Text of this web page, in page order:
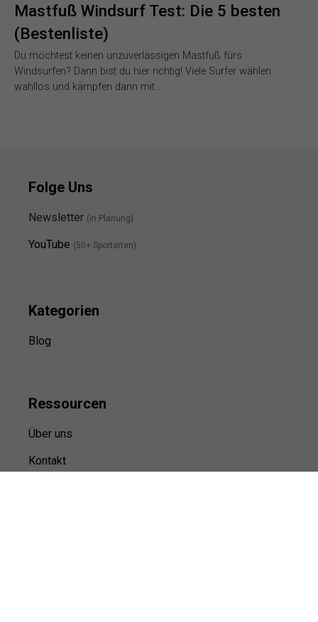
Mastfuß Windsurf Test: Die 5 besten
(Bestenliste)
Du möchtest keinen unzuverlässigen Mastfuß fürs
Windsurfen? Dann bist du hier richtig! Viele Surfer wählen
wahllos und kämpfen dann mit…
Folge Uns
Newsletter (in Planung)
YouTube (50+ Sportarten)
Kategorien
Blog
Ressourcen
Über uns
Kontakt